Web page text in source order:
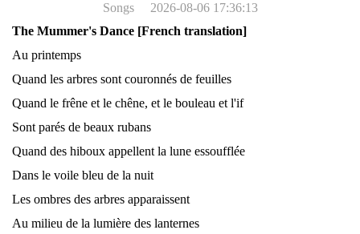
Songs
2026-08-06 17:36:13
The Mummer's Dance [French translation]
Au printemps
Quand les arbres sont couronnés de feuilles
Quand le frêne et le chêne, et le bouleau et l'if
Sont parés de beaux rubans
Quand des hiboux appellent la lune essoufflée
Dans le voile bleu de la nuit
Les ombres des arbres apparaissent
Au milieu de la lumière des lanternes